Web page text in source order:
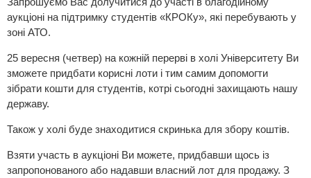
аукціоні на підтримку студентів «КРОКу», які перебувають у
зоні АТО.
25 вересня (четвер) на кожній перерві в холі Університету Ви
зможете придбати корисні лоти і тим самим допомогти
зібрати кошти для студентів, котрі сьогодні захищають нашу
державу.
Також у холі буде знаходитися скринька для збору коштів.
Взяти участь в аукціоні Ви можете, придбавши щось із
запропонованого або надавши власний лот для продажу. З